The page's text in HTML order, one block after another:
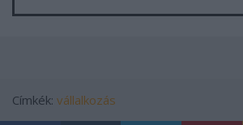
Címkék: vállalkozás